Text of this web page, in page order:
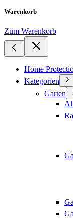
Warenkorb
Zum Warenkorb
Home
Kategorien
Garten